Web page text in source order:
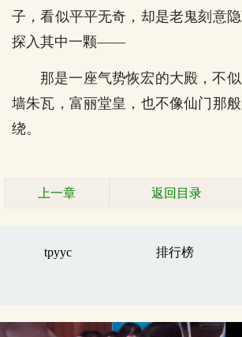
子，看似平平无奇，却是老鬼刻意隐
探入其中一颗——
那是一座气势恢宏的大殿，不
墙朱瓦，富丽堂皇，也不像仙门那
绕。
上一章 返回目录
tpyyc 排行榜